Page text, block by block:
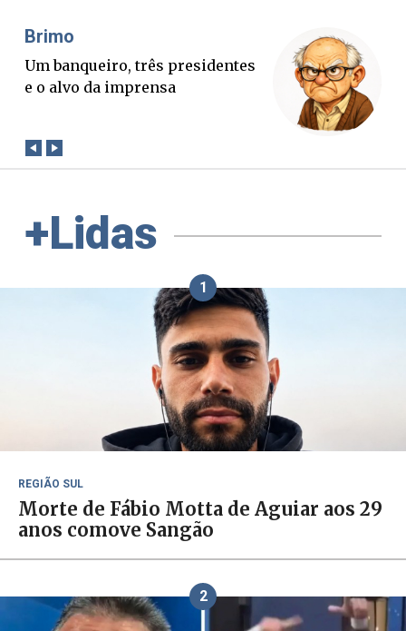
Misael Elias
O Boato corre mais rápido que a
verdade. Mas quem paga a
+Lidas
1
REGIÃO SUL
Morte de Fábio Motta de Aguiar aos 29
anos comove Sangão
2